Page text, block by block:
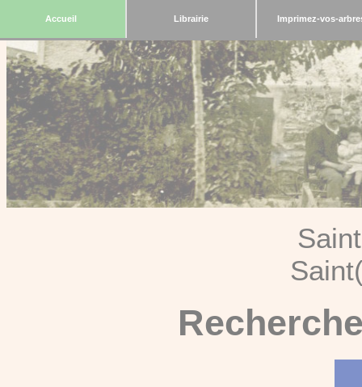
Accueil Librairie Imprimez-vos-